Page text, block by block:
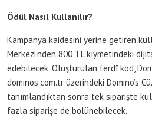
Ödül Nasıl Kullanılır?
Kampanya kaidesini yerine getiren
Merkezi’nden 800 TL kıymetindeki
edebilecek. Oluşturulan ferdî kod,
dominos.com.tr üzerindeki Domino’s
tanımlandıktan sonra tek siparişte
fazla siparişe de bölünebilecek.